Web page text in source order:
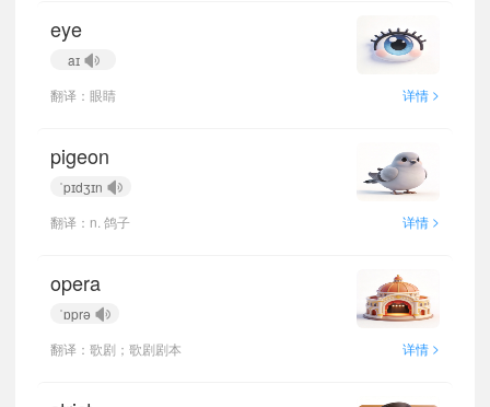
eye
aɪ
翻译：眼睛
详情 >
pigeon
ˈpɪdʒɪn
翻译：n. 鸽子
详情 >
opera
ˈɒprə
翻译：歌剧；歌剧剧本
详情 >